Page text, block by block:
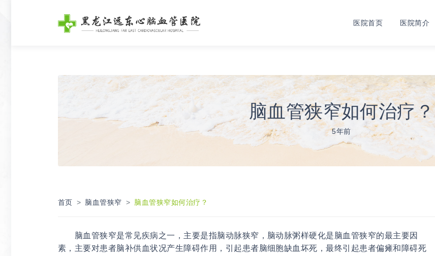
医院首页 医院简介
脑血管狭窄如何治疗？
5年前
首页 脑血管狭窄 脑血管狭窄如何治疗？
脑血管狭窄是常见疾病之一，主要是指脑动脉狭窄，脑动脉粥样硬化是脑血管狭窄的最主要因
素，主要对患者脑补供血状况产生障碍作用，引起患者脑细胞缺血坏死，最终引起患者偏瘫和障碍死